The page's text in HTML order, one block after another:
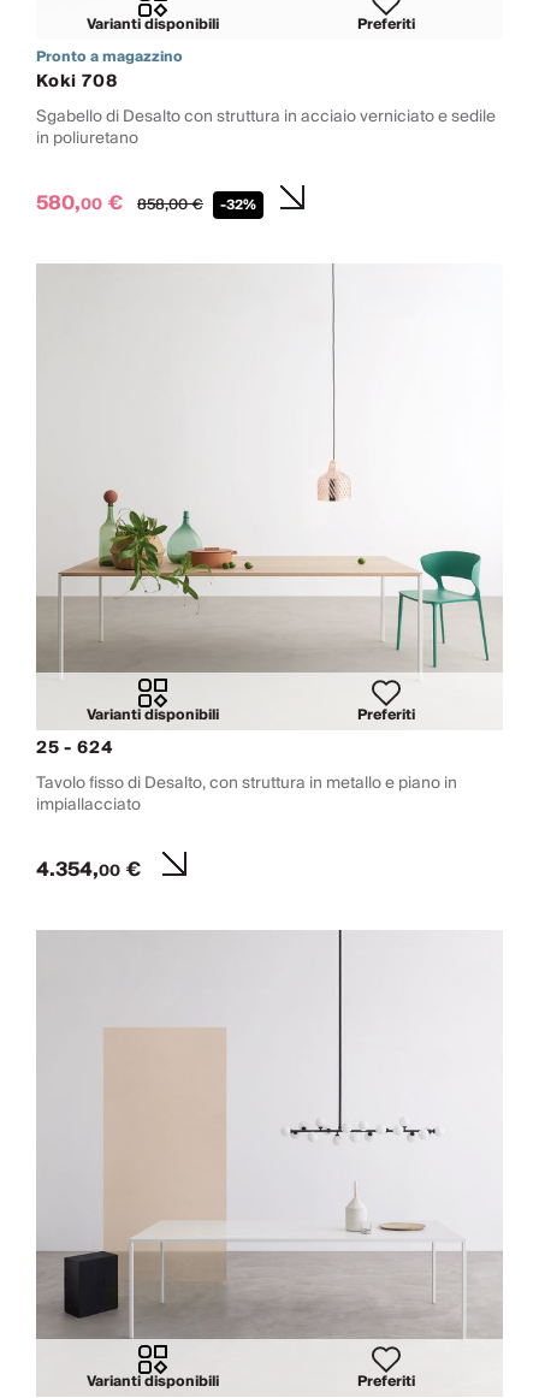
Varianti disponibili
Preferiti
Pronto a magazzino
Koki 708
Sgabello di Desalto con struttura in acciaio verniciato e sedile
in poliuretano
580,00 € 858,00€ -32%
Varianti disponibili Preferiti
25 - 624
Tavolo fisso di Desalto, con struttura in metallo e piano in
impiallacciato
4.354,00€
Varianti disponibili Preferiti